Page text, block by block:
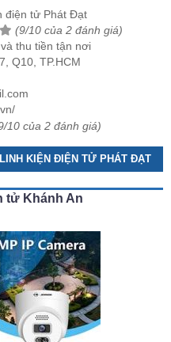
điện tử Phát Đạt
(9/10 của 2 đánh giá)
thu tiền tận nơi
Q10, TP.HCM
10 của 2 đánh giá)
KIỆN ĐIỆN TỬ PHÁT ĐẠT
tử Khánh An